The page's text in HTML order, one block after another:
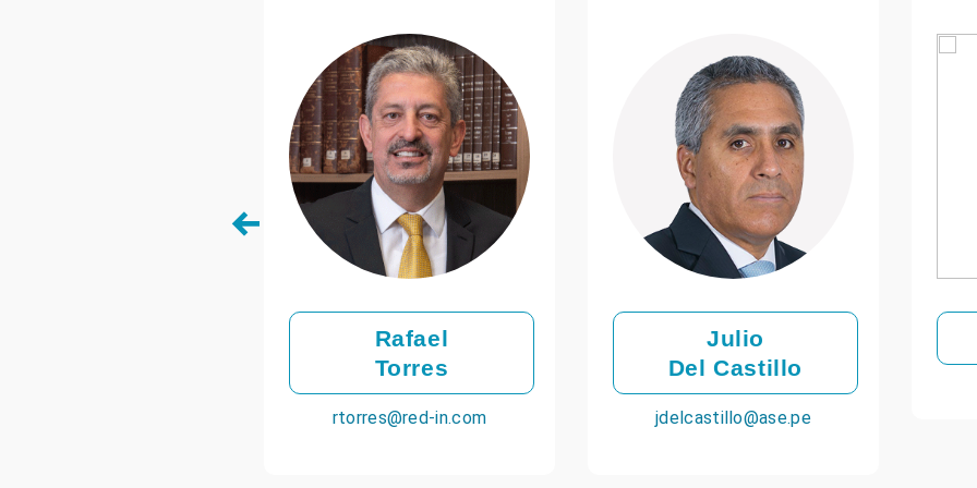
Rafael
Torres
rtorres@red-in.com
Julio
Del Castillo
jdelcastillo@ase.pe